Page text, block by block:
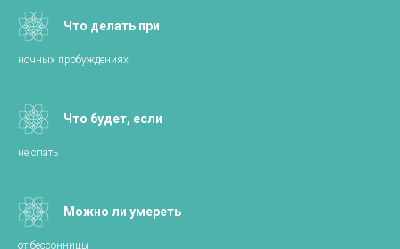
Что делать при
ночных пробуждениях
Что будет, если
не спать
Можно ли умереть
от бессонницы